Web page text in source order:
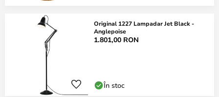
Original 1227 Lampadar Jet Black -
Anglepoise
1.801,00 RON
În stoc